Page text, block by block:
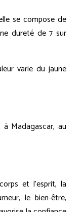
se compose de
dureté de 7 sur
varie du jaune
Madagascar, au
et l'esprit, la
le bien-être,